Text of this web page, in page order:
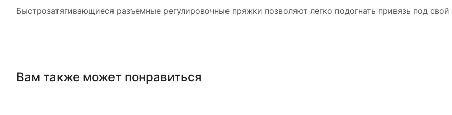
Быстрозатягивающиеся разъемные регулировочные пряжки позволяют легко подогнать привязь под
Вам также может понравиться